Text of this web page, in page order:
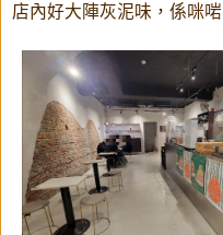
店內好大陣灰泥味，係咪